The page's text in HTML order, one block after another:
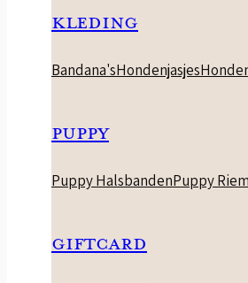
KLEDING
Bandana'sHondenjasjes
PUPPY
Puppy HalsbandenPuppy
GIFTCARD